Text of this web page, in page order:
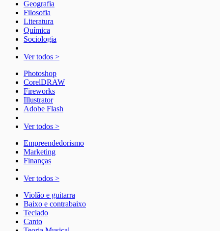
Geografia
Filosofia
Literatura
Química
Sociologia
Ver todos >
Photoshop
CorelDRAW
Fireworks
Illustrator
Adobe Flash
Ver todos >
Empreendedorismo
Marketing
Finanças
Ver todos >
Violão e guitarra
Baixo e contrabaixo
Teclado
Canto